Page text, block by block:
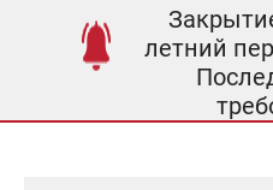
летний